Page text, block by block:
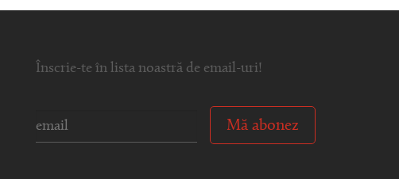
Înscrie-te în lista noastră de email-uri!
Mă abonez